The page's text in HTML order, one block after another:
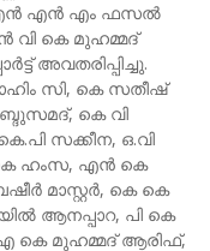
എൻ എൻ എം ഫസൽ
വി കെ മുഹമ്മദ്
അവതരിപ്പിച്ചു.
സി, കെ സതീഷ്
കെ വി
സക്കീന, ഒ.വി
ഹംസ, എൻ കെ
മാസ്റ്റർ, കെ കെ
ആനപ്പാറ, പി കെ
കെ മുഹമ്മദ് ആരിഫ്,